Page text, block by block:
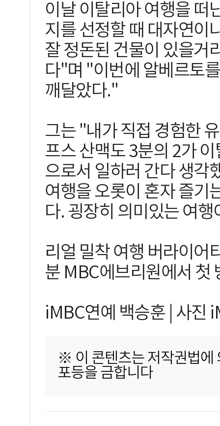
이날 이탈리아 여행을 떠
지를 선정할 때 대자연이
잘 정돈된 건물이 있을거
다"며 "이번에 알베르토
깨달았다."
그는 "내가 직접 경험한
프스 산맥도 3분의 2가
으로서 일하러 간다 생각
여행을 오롯이 혼자 즐기
다. 굉장히 의미있는 여
리얼 밀착 여행 버라이어
분 MBC에브리원에서 첫
iMBC연예 백승훈 | 사진
※ 이 콘텐츠는 저작권법에
포등을 금합니다